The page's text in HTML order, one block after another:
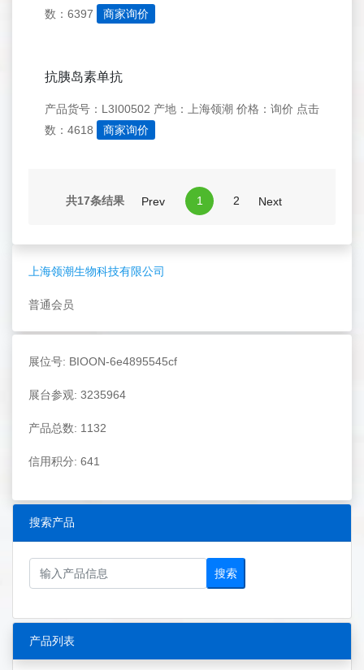
上海领潮生物科技有限公司
普通会员
展位号: BIOON-6e4895545cf
展台参观: 3235964
产品总数: 1132
信用积分: 641
搜索产品
搜索
产品列表
数：6397
商家询价
抗胰岛素单抗
产品货号：L3I00502 产地：上海领潮 价格：询价 点击
数：4618
商家询价
共17条结果 Prev 1 2 Next